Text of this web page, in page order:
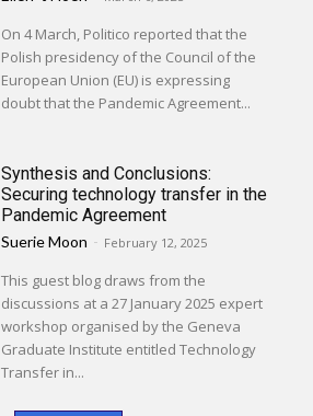
On 4 March, Politico reported that the
Polish presidency of the Council of the
European Union (EU) is expressing
doubt that the Pandemic Agreement...
Synthesis and Conclusions:
Securing technology transfer in the
Pandemic Agreement
Suerie Moon - February 12, 2025
This guest blog draws from the
discussions at a 27 January 2025 expert
workshop organised by the Geneva
Graduate Institute entitled Technology
Transfer in...